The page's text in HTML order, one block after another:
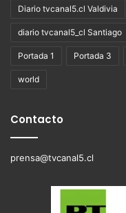
Diario tvcanal5.cl Valdivia
diario tvcanal5_cl Santiago
Portada 1 Portada 3
world
Contacto
prensa@tvcanal5.cl